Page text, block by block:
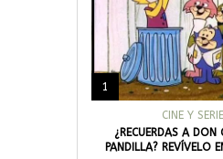
1
CINE Y
¿RECUERDAS A
PANDILLA? REVÍVELO